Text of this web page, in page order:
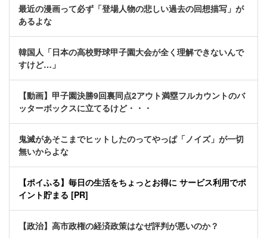
最近の漫画って必ず「登場人物の悲しい過去の回想描写」が
あるよな
韓国人「日本の高校野球甲子園大会が全く理解できないんで
すけど…」
【動画】甲子園決勝9回裏同点2アウト満塁フルカウントのバ
ッターボックスに立てるけど・・・
鬼滅があそこまでヒットしたのってやっぱ「ノイズ」が一切
無いからよな
【ポイふる】毎日の生活をちょっとお得に サービス利用でポ
イント貯まる [PR]
【政治】高市政権の経済政策はなぜ評判が悪いのか？